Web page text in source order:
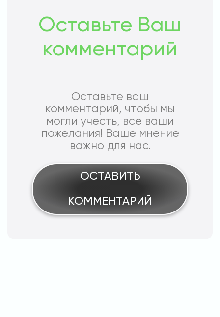
Оставьте Ваш
комментарий
Оставьте ваш
комментарий, чтобы мы
могли учесть, все ваши
пожелания! Ваше мнение
важно для нас.
ОСТАВИТЬ
КОММЕНТАРИЙ